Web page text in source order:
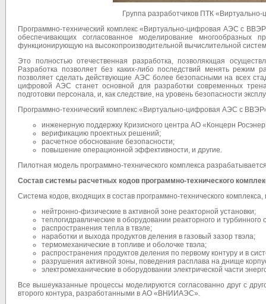
Группа разработчиков ПТК
Программно-технический комплекс «Виртуально-цифровая АЭС с
обеспечивающих согласованное моделирование
функционирующую на высокопроизводительной вычислительной
Это полностью отечественная разработка, позволяющая
Разработка позволяет без каких-либо последствий менять режим
позволяет сделать действующие АЭС более безопасными на всех
цифровой АЭС станет основной для разработки современных
подготовки персонала, и, как следствие, на уровень безопасности
Программно-технический комплекс «Виртуально-цифровая АЭС с
инженерную поддержку Кризисного центра АО «Концерн
верификацию проектных решений;
расчетное обоснование безопасности;
повышение операционной эффективности, и другие.
Пилотная модель программно-технического комплекса
Состав системы расчетных кодов программно-технического
Система кодов, входящих в состав программно-технического
нейтронно-физические в активной зоне реакторной установки;
теплогидравлические в оборудовании реакторного и
распространения тепла в твэле;
наработки и выхода продуктов деления в газовый зазор твэла;
термомеханические в топливе и оболочке твэла;
распространения продуктов деления по первому контуру и в
разрушения активной зоны, поведения расплава на днище
электромеханические в оборудовании электрической части
Все вышеуказанные процессы моделируются согласованно друг с
второго контура, разработанными в АО «ВНИИАЭС».